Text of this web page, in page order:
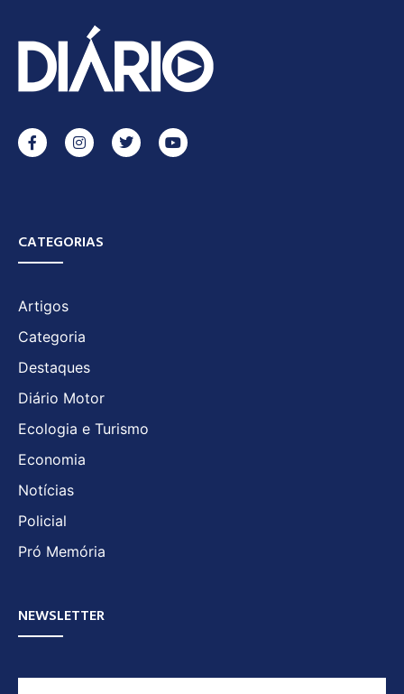
CATEGORIAS
Artigos
Categoria
Destaques
Diário Motor
Ecologia e Turismo
Economia
Notícias
Policial
Pró Memória
NEWSLETTER